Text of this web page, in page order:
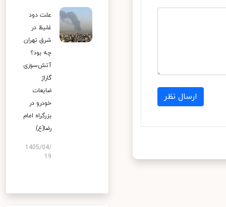
ارسال نظر
علت دود
غلیظ در
شرق تهران
چه بود؟
آتش‌سوزی
گاراژ
ضایعات
خودرو در
بزرگراه امام
رضا(ع)
1405/04/
19